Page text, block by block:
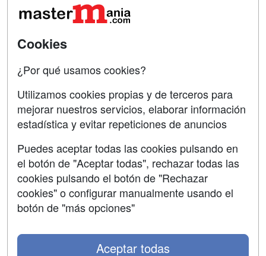
Contactar
Copyleft
Grupo formazion:
Cookies
¿Por qué usamos cookies?
Utilizamos cookies propias y de terceros para
mejorar nuestros servicios, elaborar información
estadística y evitar repeticiones de anuncios
Puedes aceptar todas las cookies pulsando en
el botón de "Aceptar todas", rechazar todas las
cookies pulsando el botón de "Rechazar
cookies" o configurar manualmente usando el
botón de "más opciones"
Aceptar todas